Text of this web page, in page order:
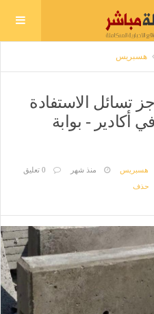
هسبريس
تسائل الاستفادة
أكادير - بوابة
هسبريس منذ شهر
0 تعليق
حذف